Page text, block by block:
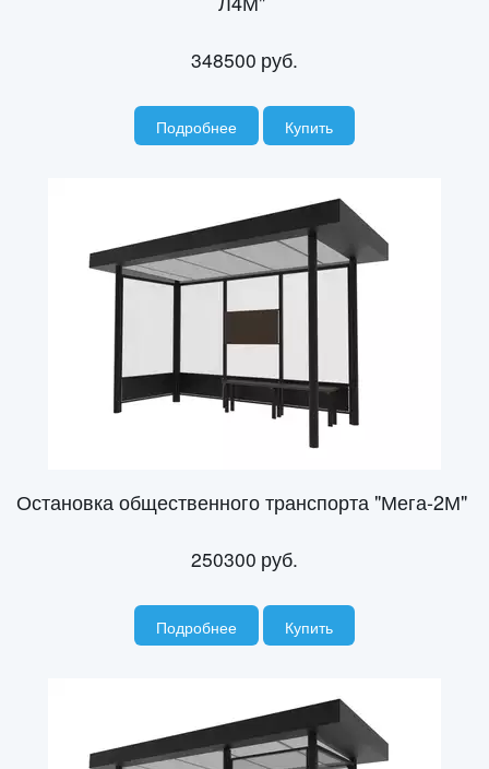
348500 руб.
Подробнее Купить
Остановка общественного транспорта "Мега-2М"
250300 руб.
Подробнее Купить